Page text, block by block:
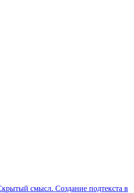
смысл. Создание подтекста в